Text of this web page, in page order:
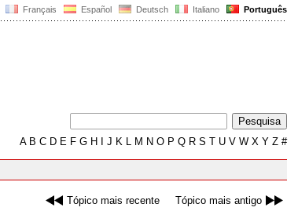
Français Español Deutsch Italiano Português
AB C D E F G H J K L M N O P Q R S T U V W X Y Z #
Tópico mais recente Tópico mais antigo